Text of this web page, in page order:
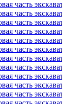
часть
часть
часть
часть
часть
часть
часть
часть
часть
часть
часть